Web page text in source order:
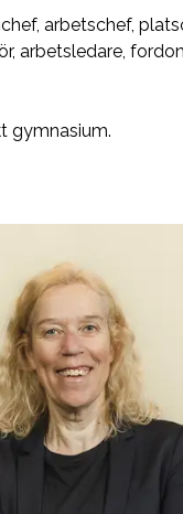
arbetschef,
arbetsledare,
gymnasium.